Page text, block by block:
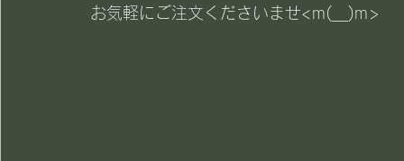
お気軽にご注文くださいませ<m(__)m>